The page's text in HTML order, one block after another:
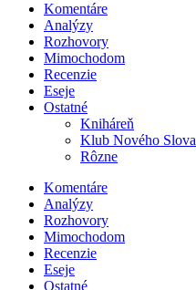
Komentáre
Analýzy
Rozhovory
Mimochodom
Recenzie
Eseje
Ostatné
Kniháreň
Klub Nového Slova
Rôzne
Komentáre
Analýzy
Rozhovory
Mimochodom
Recenzie
Eseje
Ostatné